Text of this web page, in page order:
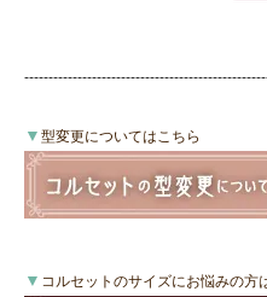
▼ 型変更についてはこちら
▼ コルセットのサイズにお悩みの方